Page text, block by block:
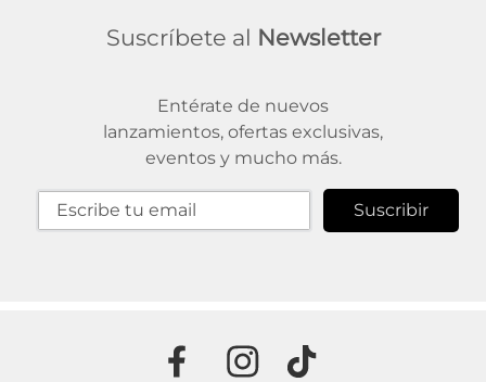
Suscríbete al Newsletter
Entérate de nuevos
lanzamientos, ofertas exclusivas,
eventos y mucho más.
Suscribir